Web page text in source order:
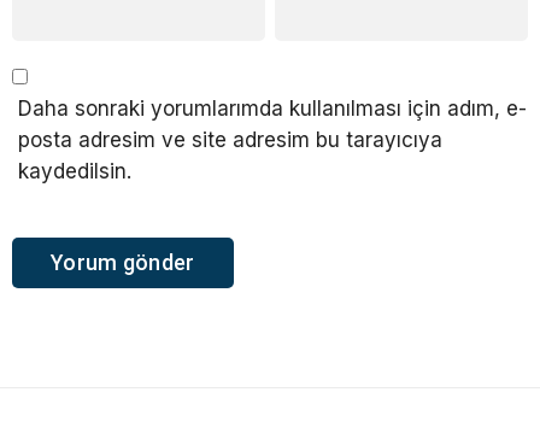
Daha sonraki yorumlarımda kullanılması için adım, e-
posta adresim ve site adresim bu tarayıcıya
kaydedilsin.